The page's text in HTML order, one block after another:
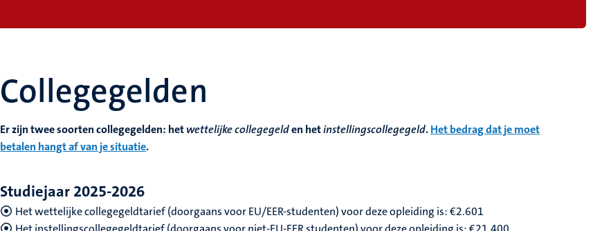
Collegegelden
Er zijn twee soorten collegegelden: hetwettelijke collegegelden hetinstellingscollegegeld.Het bedrag dat je moet
betalen hangt af van je situatie.
Studiejaar 2025-2026
Het wettelijke collegegeldtarief (doorgaans voor EU/EER-studenten) voor deze opleiding is: €2.601